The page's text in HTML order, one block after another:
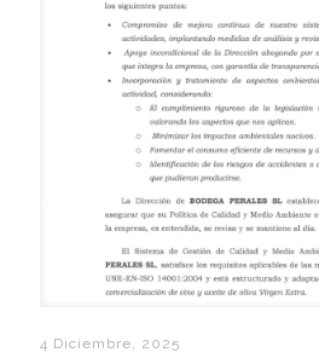
4 Diciembre, 2025